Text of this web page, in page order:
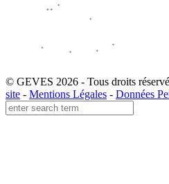
© GEVES 2026 - Tous droits
site - Mentions Légales - Données